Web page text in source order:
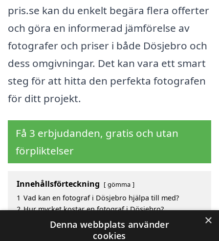
pris.se kan du enkelt begära flera offerter
och göra en informerad jämförelse av
fotografer och priser i både Dösjebro och
dess omgivningar. Det kan vara ett smart
steg för att hitta den perfekta fotografen
för ditt projekt.
Få 3 erbjudanden, gratis och utan
förpliktelser
Innehållsförteckning gömma
1 Vad kan en fotograf i Dösjebro hjälpa till med?
2 Hur mycket kostar en fotograf i Dösjebro?
Fördelar med att välja fotograf i Dösjebro
Sök efter en skicklig fotograf i de omgivande
×
Denna webbplats använder
cookies